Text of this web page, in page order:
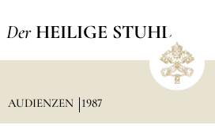
Der HEILIGE STUHL
AUDIENZEN 1987